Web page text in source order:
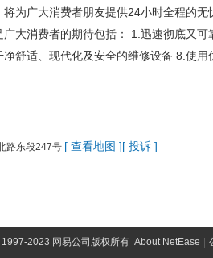
为广大消费者朋友提供24小时全程的
大消费者的期待包括： 1.迅速彻底又
舒适、现代化及安全的维修设备 8.使
路东段247号 [ 查看地图 ][ 投诉 ]
2023 网易公司版权所有 About NetEase